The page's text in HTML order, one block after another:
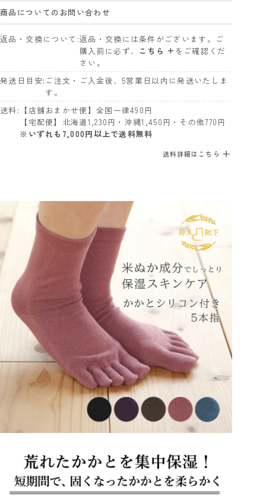
商品についてのお問い合わせ
返品・交換について 返品・交換には条件がございます。ご
購入前に必ず、 こちら + をご確認くだ
さい。
発送日目安 ご注文・ご入金後、5営業日以内に発送いたしま
す。
送料
【店舗おまかせ便】全国一律490円
【宅配便】北海道1,230円・沖縄1,450円・その他770円
※いずれも7,000円以上で送料無料
送料詳細はこちら